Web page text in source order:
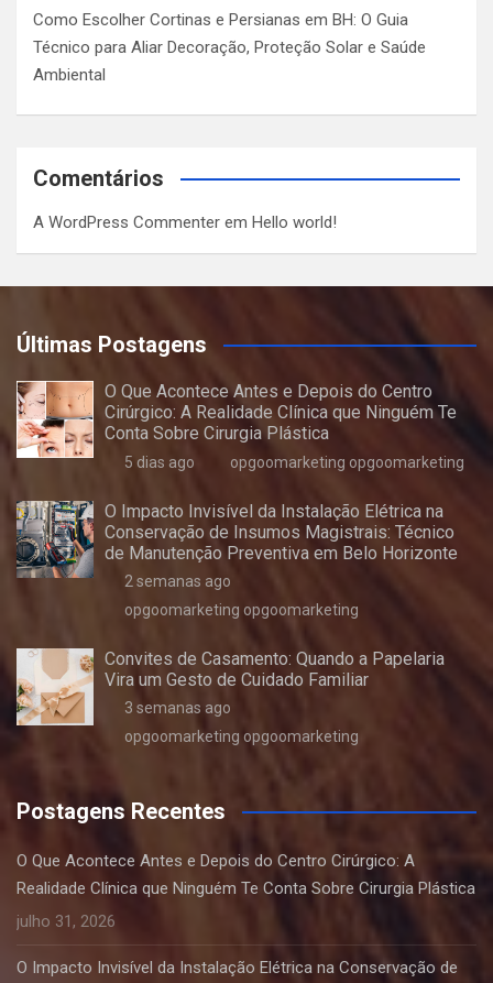
Como Escolher Cortinas e Persianas em BH: O Guia
Técnico para Aliar Decoração, Proteção Solar e Saúde
Ambiental
Comentários
A WordPress Commenter em Hello world!
Últimas Postagens
O Que Acontece Antes e Depois do Centro
Cirúrgico: A Realidade Clínica que Ninguém Te
Conta Sobre Cirurgia Plástica
5 dias ago opgoomarketing opgoomarketing
O Impacto Invisível da Instalação Elétrica na
Conservação de Insumos Magistrais: Técnico
de Manutenção Preventiva em Belo Horizonte
2 semanas ago
opgoomarketing opgoomarketing
Convites de Casamento: Quando a Papelaria
Vira um Gesto de Cuidado Familiar
3 semanas ago
opgoomarketing opgoomarketing
Postagens Recentes
O Que Acontece Antes e Depois do Centro Cirúrgico: A
Realidade Clínica que Ninguém Te Conta Sobre Cirurgia Plástica
julho 31, 2026
O Impacto Invisível da Instalação Elétrica na Conservação de